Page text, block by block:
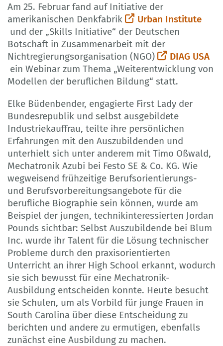
Am 25. Februar fand auf Initiative der
amerikanischen Denkfabrik
Urban Institute
und der „Skills Initiative“ der Deutschen
Botschaft in Zusammenarbeit mit der
Nichtregierungsorganisation (NGO)
DIAG USA
ein Webinar zum Thema „Weiterentwicklung von
Modellen der beruflichen Bildung“ statt.
Elke Büdenbender, engagierte First Lady der
Bundesrepublik und selbst ausgebildete
Industriekauffrau, teilte ihre persönlichen
Erfahrungen mit den Auszubildenden und
unterhielt sich unter anderem mit Timo Oßwald,
Mechatronik Azubi bei Festo SE & Co. KG. Wie
wegweisend frühzeitige Berufsorientierungs-
und Berufsvorbereitungsangebote für die
berufliche Biographie sein können, wurde am
Beispiel der jungen, technikinteressierten Jordan
Pounds sichtbar: Selbst Auszubildende bei Blum
Inc. wurde ihr Talent für die Lösung technischer
Probleme durch den praxisorientierten
Unterricht an ihrer High School erkannt, wodurch
sie sich bewusst für eine Mechatronik-
Ausbildung entscheiden konnte. Heute besucht
sie Schulen, um als Vorbild für junge Frauen in
South Carolina über diese Entscheidung zu
berichten und andere zu ermutigen, ebenfalls
zunächst eine Ausbildung zu machen.